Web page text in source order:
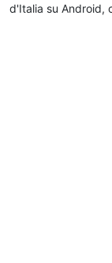
d'Italia su Android,